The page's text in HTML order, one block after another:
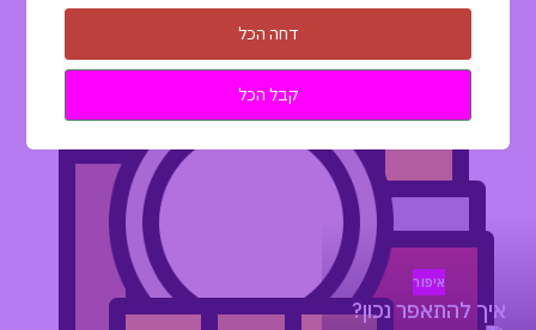
איפור
איך להתאפר נכון?
דחה הכל
קבל הכל